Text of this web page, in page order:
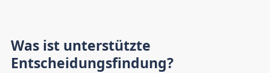
Was ist unterstützte
Entscheidungsfindung?